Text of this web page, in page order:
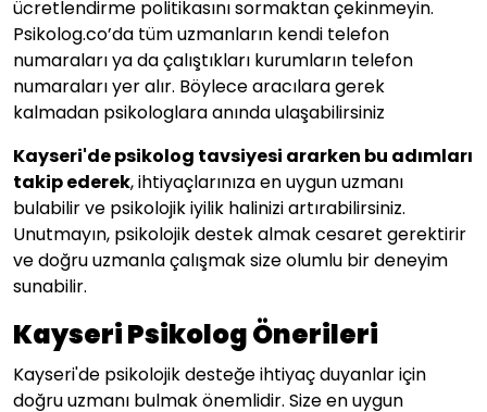
ücretlendirme politikasını sormaktan çekinmeyin.
Psikolog.co’da tüm uzmanların kendi telefon
numaraları ya da çalıştıkları kurumların telefon
numaraları yer alır. Böylece aracılara gerek
kalmadan psikologlara anında ulaşabilirsiniz
Kayseri'de psikolog tavsiyesi ararken bu adımları
takip ederek, ihtiyaçlarınıza en uygun uzmanı
bulabilir ve psikolojik iyilik halinizi artırabilirsiniz.
Unutmayın, psikolojik destek almak cesaret gerektirir
ve doğru uzmanla çalışmak size olumlu bir deneyim
sunabilir.
Kayseri Psikolog Önerileri
Kayseri'de psikolojik desteğe ihtiyaç duyanlar için
doğru uzmanı bulmak önemlidir. Size en uygun